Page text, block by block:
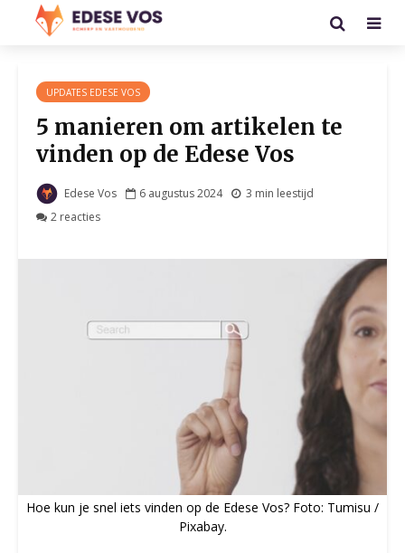
UPDATES EDESE VOS
5 manieren om artikelen te
vinden op de Edese Vos
Edese Vos 6 augustus 2024
3 min leestijd
2 reacties
Hoe kun je snel iets vinden op de Edese Vos? Foto: Tumisu /
Pixabay.